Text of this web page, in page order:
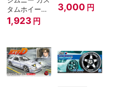
タムホイール
(ブルーイッシ
ュブラックパ
1,923 円
ルモデル限
定】
3,000 円